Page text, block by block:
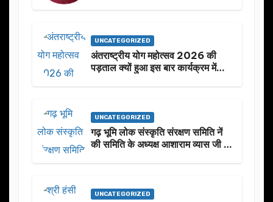
UNCATEGORIZED
अंतराष्ट्रीय योग महोत्सव 2026 की
पड़ताल क्यों हुआ इस बार कार्यक्रम में
UNCATEGORIZED
गढ़ भूमि लोक संस्कृति संरक्षण समिति नें
की समिति के अध्यक्ष आशाराम व्यास जी के
UNCATEGORIZED